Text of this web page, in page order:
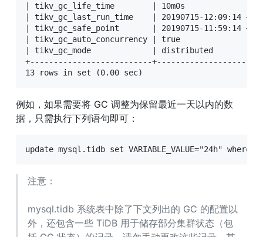
| tikv_gc_life_time        | 10m0s
| tikv_gc_last_run_time    | 20190715-
| tikv_gc_safe_point       | 20190715-
| tikv_gc_auto_concurrency | true
| tikv_gc_mode             |
+--------------------------
13 rows in set (0.00 sec)
例如，如果需要将 GC 调整为保留最近一天以内的数
据，只需执行下列语句即可：
update mysql.tidb set VARIABLE_VALUE="24h" where
注意：
mysql.tidb 系统表中除了下文列出的 GC 的配置以
外，还包含一些 TiDB 用于储存部分集群状态（包